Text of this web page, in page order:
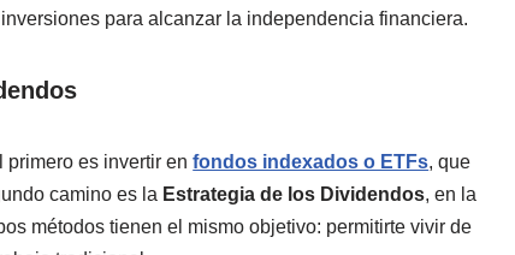
para alcanzar la independencia financiera.
primero es invertir enfondos indexados o ETFs, que
camino es la Estrategia de los Dividendos, en la
métodos tienen el mismo objetivo: permitirte vivir de